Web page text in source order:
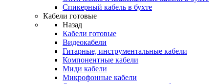
Спикерный кабель в бухте
Кабели готовые
Назад
Кабели готовые
Видеокабели
Гитарные, инструментальные кабели
Компонентные кабели
Миди кабели
Микрофонные кабели